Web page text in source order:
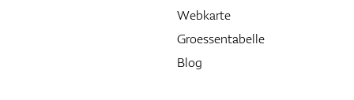
Webkarte
Groessentabelle
Blog